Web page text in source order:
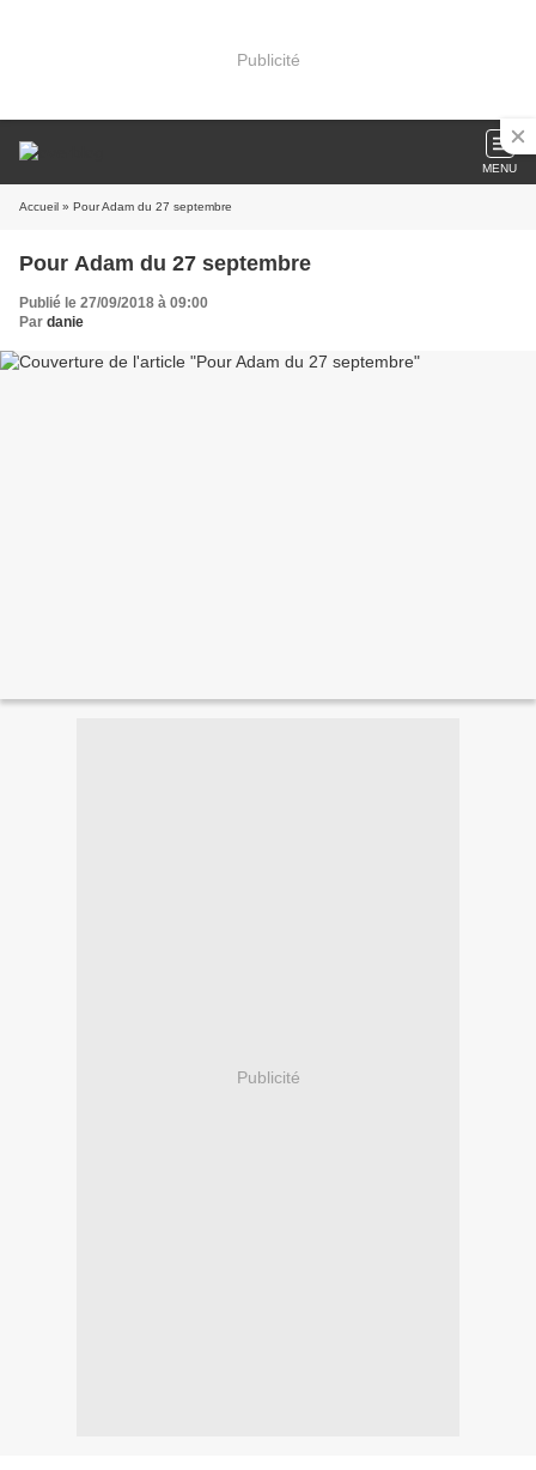
Publicité
MENU
Accueil » Pour Adam du 27 septembre
Pour Adam du 27 septembre
Publié le 27/09/2018 à 09:00
Par danie
Publicité